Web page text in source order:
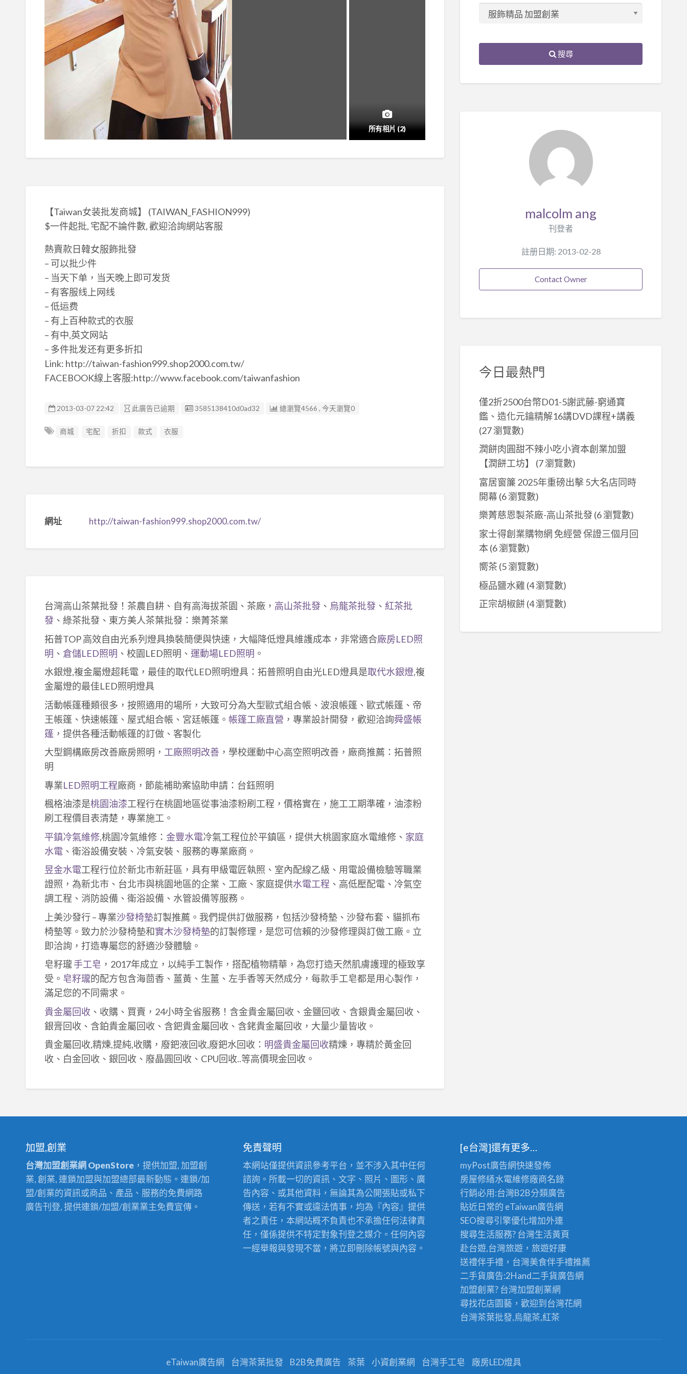
所有相片 (2)
【Taiwan女装批发商城】 (TAIWAN_FASHION999)
$一件起批, 宅配不論件數, 歡迎洽詢網站客服
熱賣款日韓女服飾批發
– 可以批少件
– 当天下单，当天晚上即可发货
– 有客服线上网线
– 低运费
– 有上百种款式的衣服
– 有中,英文网站
– 多件批发还有更多折扣
Link: http://taiwan-fashion999.shop2000.com.tw/
FACEBOOK線上客服:http://www.facebook.com/taiwanfashion
2013-03-07 22:42 此廣告已逾期 廣告编號
3585138410d0ad32 總瀏覽4566 , 今天瀏覽0
商城 宅配 折扣 款式 衣服
網址 http://taiwan-fashion999.shop2000.com.tw/
台灣高山茶葉批發！茶農自耕、自有高海拔茶園、茶廠， 高山茶批發、 烏龍茶批發、 紅茶批
發、綠茶批發、東方美人茶葉批發：樂菁茶業
拓普TOP 高效自由光系列燈具換裝簡便與快速，大幅降低燈具維護成本，非常適合廠房LED照
明 、 倉儲LED照明 、校園LED照明、 運動場LED照明 。
水銀燈,複金屬燈超耗電，最佳的取代LED照明燈具：拓普照明自由光LED燈具是取代水銀燈,複
金屬燈的最佳LED照明燈具
活動帳篷種類很多，按照適用的場所，大致可分為大型歐式組合帳、波浪帳篷、歐式帳篷、帝
王帳篷、快速帳篷、屋式組合帳、宮廷帳篷。 帳篷工廠直營 ，專業設計開發，歡迎洽詢舜盛帳
篷，提供各種活動帳篷的訂做、客製化
大型鋼構廠房改善廠房照明， 工廠照明改善，學校運動中心高空照明改善，廠商推薦：拓普照
明
專業LED照明工程廠商，節能補助案協助申請：台鈺照明
楓格油漆是桃園油漆工程行在桃園地區從事油漆粉刷工程，價格實在，施工工期準確，油漆粉
刷工程價目表清楚，專業施工。
平鎮冷氣維修,桃園冷氣維修： 金豐水電冷氣工程位於平鎮區，提供大桃園家庭水電維修、 家庭
水電、衛浴設備安裝、冷氣安裝、服務的專業廠商。
昱金水電工程行位於新北市新莊區，具有甲級電匠執照、室內配線乙級、用電設備檢驗等職業
證照，為新北市、台北市與桃園地區的企業、工廠、家庭提供水電工程 、高低壓配電、冷氣空
調工程、消防設備、衛浴設備、水管設備等服務。
上美沙發行 – 專業沙發椅墊訂製推薦。我們提供訂做服務，包括沙發椅墊、沙發布套、貓抓布
椅墊等。致力於沙發椅墊和實木沙發椅墊的訂製修理，是您可信賴的沙發修理與訂做工廠。立
即洽詢，打造專屬您的舒適沙發體驗。
皂籽瓏手工皂 ，2017年成立，以純手工製作，搭配植物精華，為您打造天然肌膚護理的極致享
受。 皂籽瓏的配方包含海茴香、薑黃、生薑、左手香等天然成分，每款手工皂都是用心製作，
滿足您的不同需求。
貴金屬回收、收購、買賣，24小時全省服務！含金貴金屬回收、金鹽回收、含銀貴金屬回收、
銀膏回收、含鉑貴金屬回收、含鈀貴金屬回收、含銠貴金屬回收，大量少量皆收。
貴金屬回收,精煉,提純,收購，廢鈀液回收,廢鈀水回收： 明盛貴金屬回收精煉，專精於黃金回
收、白金回收、銀回收、廢晶圓回收、CPU回收..等高價現金回收。
搜尋
malcolm ang
刊登者
註册日期: 2013-02-28
Contact Owner
今日最熱門
僅2折2500台幣D01-5謝武藤-窮通寶
鑑、造化元鑰精解16講DVD課程+講義
(27 瀏覽數)
潤餅肉圓甜不辣小吃小資本創業加盟
【潤餅工坊】
(7 瀏覽數)
富居窗簾 2025年重磅出擊 5大名店同時
開幕(6 瀏覽數)
樂菁慈恩製茶廠-高山茶批發(6 瀏覽數)
家士得創業購物網 免經營 保證三個月回
本(6 瀏覽數)
嚮茶 (5 瀏覽數)
極品鹽水雞 (4 瀏覽數)
正宗胡椒餅(4 瀏覽數)
加盟,創業
台灣加盟創業網 OpenStore ，提供加盟, 加盟創
業, 創業, 連鎖加盟與加盟總部最新動態。連鎖/加
盟/創業的資訊或商品、產品、服務的免費網路
廣告刊登, 提供連鎖/加盟/創業業主免費宣傳。
免責聲明
本網站僅提供資訊參考平台，並不涉入其中任何
諮詢。所載一切的資訊、文字、照片、圖形、廣
告內容、或其他資料，無論其為公開張貼或私下
傳送，若有不實或違法情事，均為『內容』提供
者之責任，本網站概不負責也不承擔任何法律責
任，僅係提供不特定對象刊登之媒介。任何內容
一經舉報與發現不當，將立即刪除帳號與內容。
[e台灣]還有更多…
myPost廣告網快速發佈
房屋修繕水電維修廠商名錄
行銷必用:台灣B2B分類廣告
貼近日常的 eTaiwan廣告網
SEO搜尋引擎優化增加外連
搜尋生活服務? 台灣生活黃頁
赴台遊,台灣旅遊 ，旅遊好康
送禮伴手禮，台灣美食伴手禮推薦
二手貨廣告:2Hand二手貨廣告網
加盟創業? 台灣加盟創業網
尋找花店園藝，歡迎到 台灣花網
台灣茶葉批發,烏龍茶,紅茶
eTaiwan廣告網 台灣茶葉批發 B2B免費廣告 茶葉 小資創業網 台灣手工皂 廠房LED燈具